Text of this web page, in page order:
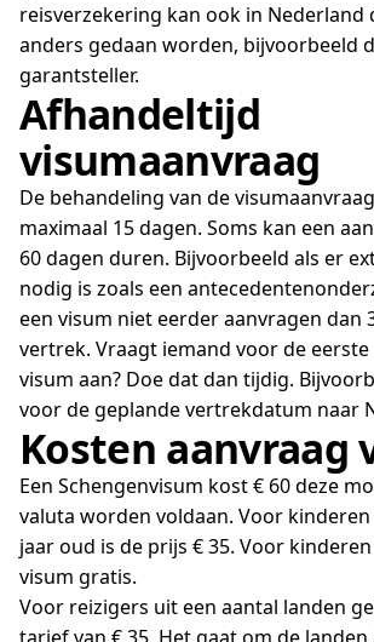
reisverzekering kan ook in Nederland
anders gedaan worden, bijvoorbeeld
garantsteller.
Afhandeltijd
visumaanvraag
De behandeling van de
maximaal 15 dagen. Soms kan een
60 dagen duren. Bijvoorbeeld als er
nodig is zoals een
een visum niet eerder aanvragen dan
vertrek. Vraagt iemand voor de eerste
visum aan? Doe dat dan tijdig.
voor de geplande vertrekdatum naar
Kosten aanvraag
Een Schengenvisum kost € 60 deze
valuta worden voldaan. Voor kinderen
jaar oud is de prijs € 35. Voor
visum gratis.
Voor reizigers uit een aantal landen